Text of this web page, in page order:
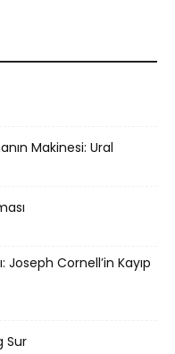
Makinesi: Ural
Joseph Cornell’in Kayıp
Sur